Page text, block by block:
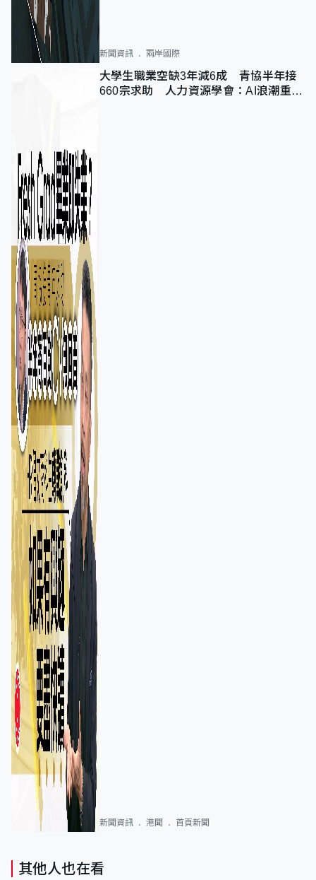
新聞資訊 兩岸國際
大學生職業空缺3年減6成 青協半年接
660宗求助 人力資源學會：AI浪潮重整
新聞資訊 港聞 首頁新聞
其他人也在看